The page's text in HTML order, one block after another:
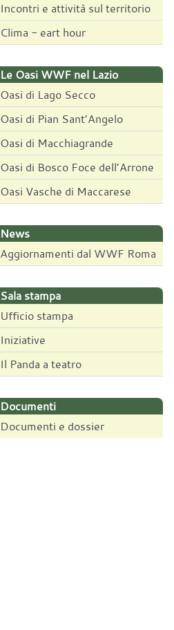
Incontri e attività sul territorio
Clima - eart hour
Le Oasi WWF nel Lazio
Oasi di Lago Secco
Oasi di Pian Sant’Angelo
Oasi di Macchiagrande
Oasi di Bosco Foce dell’Arrone
Oasi Vasche di Maccarese
News
Aggiornamenti dal WWF Roma
Sala stampa
Ufficio stampa
Iniziative
Il Panda a teatro
Documenti
Documenti e dossier